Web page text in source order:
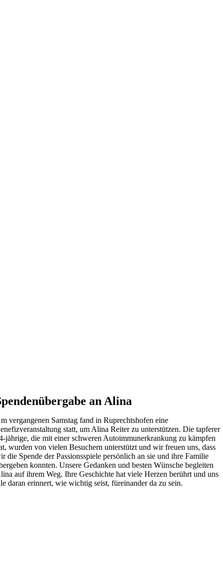
an Alina
vergangenen Samstag fand in Ruprechtshofen eine
statt, um Alina Reiter zu unterstützen. Die tapferer
jährige, die mit einer schweren Autoimmunerkrankung zu kämpfen
wurden von vielen Besuchern unterstützt und wir freuen uns, dass
die Spende der Passionsspiele persönlich an sie und ihre Familie
konnten. Unsere Gedanken und besten Wünsche begleiten
auf ihrem Weg. Ihre Geschichte hat viele Herzen berührt und uns
daran erinnert, wie wichtig seist, füreinander da zu sein.